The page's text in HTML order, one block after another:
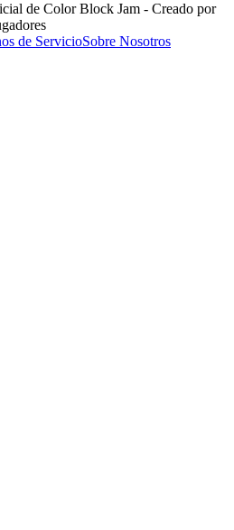
de Color Block Jam - Creado por
de ServicioSobre Nosotros